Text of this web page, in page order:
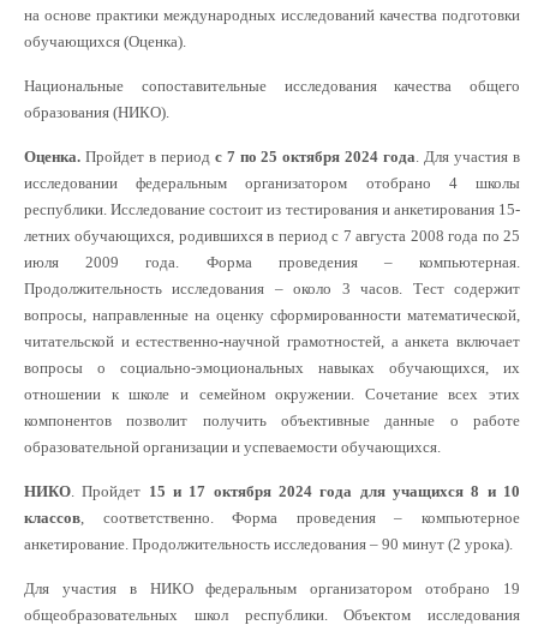
на основе практики международных исследований качества подготовки
обучающихся (Оценка).
Национальные сопоставительные исследования качества общего
образования (НИКО).
Оценка. Пройдет в период с 7 по 25 октября 2024 года. Для участия в
исследовании федеральным организатором отобрано 4 школы
республики. Исследование состоит из тестирования и анкетирования 15-
летних обучающихся, родившихся в период с 7 августа 2008 года по 25
июля 2009 года. Форма проведения – компьютерная.
Продолжительность исследования – около 3 часов. Тест содержит
вопросы, направленные на оценку сформированности математической,
читательской и естественно-научной грамотностей, а анкета включает
вопросы о социально-эмоциональных навыках обучающихся, их
отношении к школе и семейном окружении. Сочетание всех этих
компонентов позволит получить объективные данные о работе
образовательной организации и успеваемости обучающихся.
НИКО. Пройдет 15 и 17 октября 2024 года для учащихся 8 и 10
классов, соответственно. Форма проведения – компьютерное
анкетирование. Продолжительность исследования – 90 минут (2 урока).
Для участия в НИКО федеральным организатором отобрано 19
общеобразовательных школ республики. Объектом исследования